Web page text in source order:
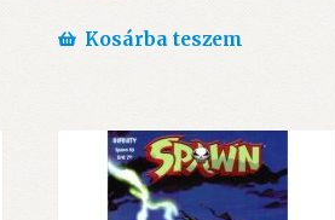
Kosárba teszem